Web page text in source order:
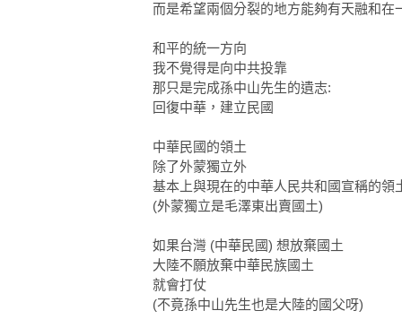
而是希望兩個分裂的地方能夠有天融和在
和平的統一方向
我不覺得是向中共投靠
那只是完成孫中山先生的遺志:
回復中華，建立民國
中華民國的領土
除了外蒙獨立外
基本上與現在的中華人民共和國宣稱的領
(外蒙獨立是毛澤東出賣國土)
如果台灣 (中華民國) 想放棄國土
大陸不願放棄中華民族國土
就會打仗
(不竟孫中山先生也是大陸的國父呀)